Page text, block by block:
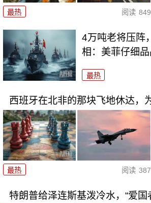
最热 阅读
4万吨老将压阵
相：美菲仔细品
最热
西班牙在北非的那块飞地休达，
最热 阅读
特朗普给泽连斯基泼冷水，“爱国